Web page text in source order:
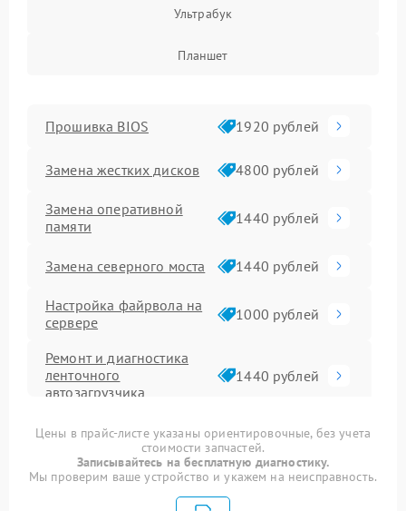
Ультрабук
Планшет
Прошивка BIOS 1920 рублей
Замена жестких дисков 4800 рублей
Замена оперативной
памяти
1440 рублей
Замена северного моста 1440 рублей
Настройка файрвола на
сервере
1000 рублей
Ремонт и диагностика
ленточного
автозагрузчика
1440 рублей
Ремонт ленточного
накопителя
3200 рублей
Ремонт ленточной
Цены в прайс-листе указаны ориентировочные, без учета
стоимости запчастей.
Записывайтесь на бесплатную диагностику.
Мы проверим ваше устройство и укажем на неисправность.